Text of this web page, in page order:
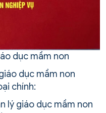
dục mầm non
dục mầm non
chính:
lý giáo dục mầm non